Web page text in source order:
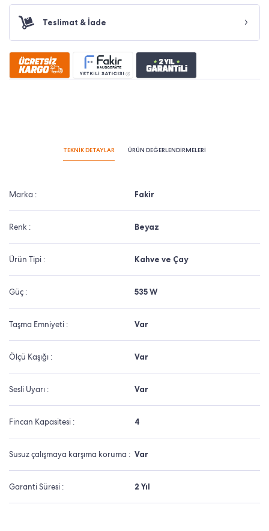
Teslimat & İade
TEKNİK DETAYLAR ÜRÜN DEĞERLENDİRMELERİ
Marka : Fakir
Renk : Beyaz
Ürün Tipi : Kahve ve Çay
Güç : 535 W
Taşma Emniyeti : Var
Ölçü Kaşığı : Var
Sesli Uyarı : Var
Fincan Kapasitesi : 4
Susuz çalışmaya karşıma koruma : Var
Garanti Süresi : 2 Yıl